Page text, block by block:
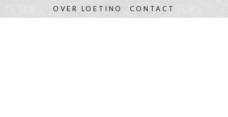
OVER LOETINO CONTACT